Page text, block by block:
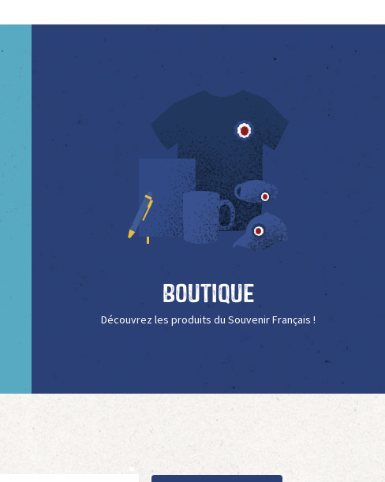
Boutique
Découvrez les produits du Souvenir Français !